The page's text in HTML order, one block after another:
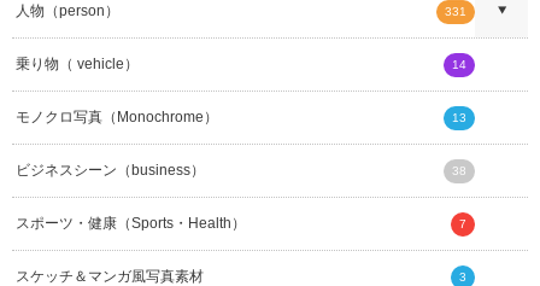
人物（person） 331
乗り物（ vehicle） 14
モノクロ写真（Monochrome） 13
ビジネスシーン（business） 38
スポーツ・健康（Sports・Health） 7
スケッチ＆マンガ風写真素材 3